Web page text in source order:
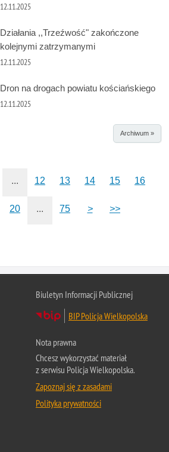
12.11.2025
Działania ,,Trzeźwość" zakończone
kolejnymi zatrzymanymi
12.11.2025
Dron na drogach powiatu kościańskiego
12.11.2025
Archiwum »
... 12 13 14 15 16
20 ... 75 > >>
Biuletyn Informacji Publicznej
BIP Policja Wielkopolska
Nota prawna
Chcesz wykorzystać materiał
z serwisu Policja Wielkopolska.
Zapoznaj się z zasadami
Polityka prywatności